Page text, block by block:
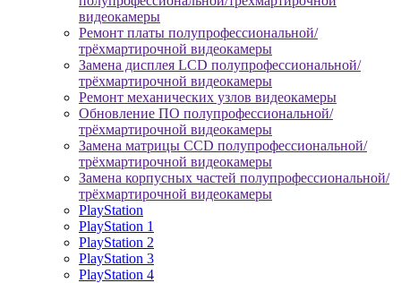
видеокамеры
Ремонт платы полупрофессиональной/
трёхмартирочной видеокамеры
Замена дисплея LCD полупрофессиональной/
трёхмартирочной видеокамеры
Ремонт механических узлов видеокамеры
Обновление ПО полупрофессиональной/
трёхмартирочной видеокамеры
Замена матрицы CCD полупрофессиональной/
трёхмартирочной видеокамеры
Замена корпусных частей полупрофессиональной/
трёхмартирочной видеокамеры
PlayStation
PlayStation 1
PlayStation 2
PlayStation 3
PlayStation 4